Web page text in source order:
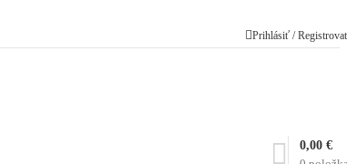
Prihlásiť /
0,00 €